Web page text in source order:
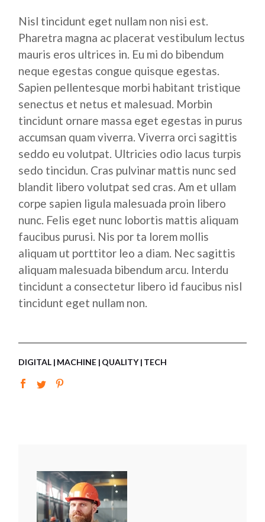
Nisl tincidunt eget nullam non nisi est.
Pharetra magna ac placerat vestibulum lectus
mauris eros ultrices in. Eu mi do bibendum
neque egestas congue quisque egestas.
Sapien pellentesque morbi habitant tristique
senectus et netus et malesuad. Morbin
tincidunt ornare massa eget egestas in purus
accumsan quam viverra. Viverra orci sagittis
seddo eu volutpat. Ultricies odio lacus turpis
sedo tincidun. Cras pulvinar mattis nunc sed
blandit libero volutpat sed cras. Am et ullam
corpe sapien ligula malesuada proin libero
nunc. Felis eget nunc lobortis mattis aliquam
faucibus purusi. Nis por ta lorem mollis
aliquam ut porttitor leo a diam. Nec sagittis
aliquam malesuada bibendum arcu. Interdu
tincidunt a consectetur libero id faucibus nisl
tincidunt eget nullam non.
DIGITAL MACHINE QUALITY TECH